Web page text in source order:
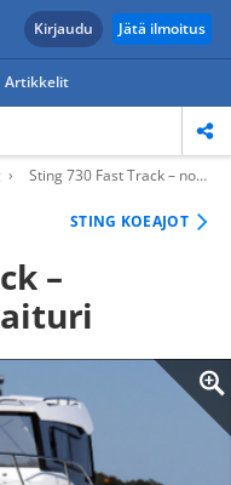
Kirjaudu Jätä ilmoitus
Artikkelit
Sting 730 Fast Track – norjalainen tyylitaituri
STING KOEAJOT
–